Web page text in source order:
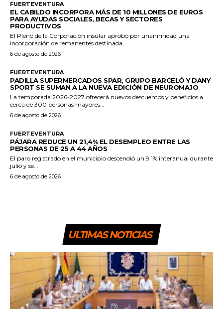
FUERTEVENTURA
EL CABILDO INCORPORA MÁS DE 10 MILLONES DE EUROS
PARA AYUDAS SOCIALES, BECAS Y SECTORES
PRODUCTIVOS
El Pleno de la Corporación insular aprobó por unanimidad una
incorporación de remanentes destinada...
6 de agosto de 2026
FUERTEVENTURA
PADILLA SUPERMERCADOS SPAR, GRUPO BARCELÓ Y DANY
SPORT SE SUMAN A LA NUEVA EDICIÓN DE NEUROMAJO
La temporada 2026-2027 ofrecerá nuevos descuentos y beneficios a
cerca de 300 personas mayores...
6 de agosto de 2026
FUERTEVENTURA
PÁJARA REDUCE UN 21,4% EL DESEMPLEO ENTRE LAS
PERSONAS DE 25 A 44 AÑOS
El paro registrado en el municipio descendió un 9,1% interanual durante
julio y se...
6 de agosto de 2026
ULTIMAS NOTICIAS